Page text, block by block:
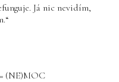
Já nic nevidím,
(NE)MOC